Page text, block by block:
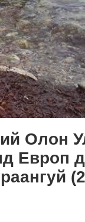
Олон
Европ